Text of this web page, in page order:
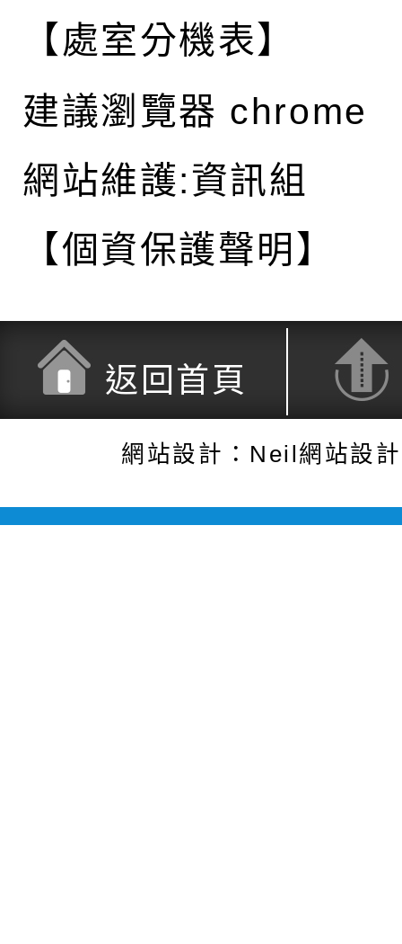
【處室分機表】
建議瀏覽器 chrome
網站維護:資訊組
【個資保護聲明】
返回首頁
網站設計：Neil網站設